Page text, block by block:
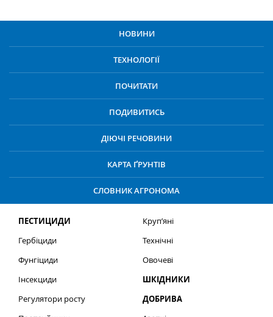
НОВИНИ
ТЕХНОЛОГІЇ
ПОЧИТАТИ
ПОДИВИТИСЬ
ДІЮЧІ РЕЧОВИНИ
КАРТА ҐРУНТІВ
СЛОВНИК АГРОНОМА
ПЕСТИЦИДИ
Гербіциди
Фунгіциди
Інсекциди
Регулятори росту
Круп’яні
Технічні
Овочеві
ШКІДНИКИ
ДОБРИВА